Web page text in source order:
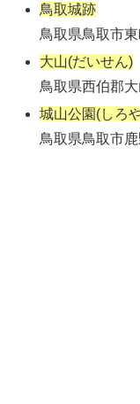
鳥取城跡
鳥取県鳥取市
大山(だいせん)
鳥取県西伯郡
城山公園(しろ
鳥取県鳥取市